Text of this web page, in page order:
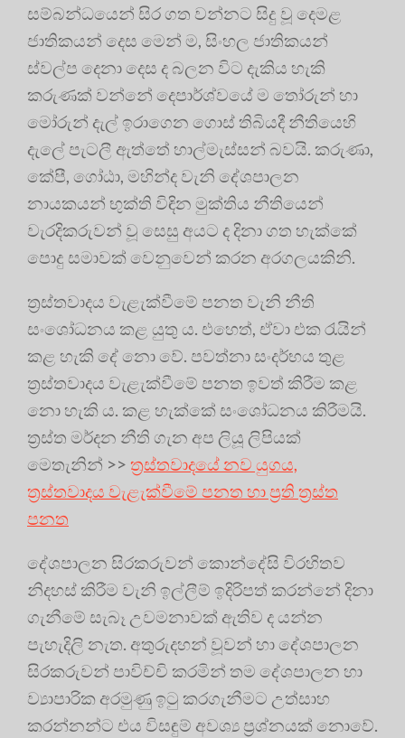
සම්බන්ධයෙන් සිර ගත වන්නට සිදු වූ දෙමළ
ජාතිකයන් දෙස මෙන් ම, සිංහල ජාතිකයන්
ස්වල්ප දෙනා දෙස ද බලන විට දැකිය හැකි
කරුණක් වන්නේ දෙපාර්ශ්වයේ ම තෝරුන් හා
මෝරුන් දැල් ඉරාගෙන ගොස් තිබියදී නීතියෙහි
දැලේ පැටලී ඇත්තේ හාල්මැස්සන් බවයි. කරුණා,
කේපී, ගෝඨා, මහින්ද වැනි දේශපාලන
නායකයන් භුක්ති විඳින මුක්තිය නීතියෙන්
වැරදිකරුවන් වූ සෙසු අයට ද දිනා ගත හැක්කේ
පොදු සමාවක් වෙනුවෙන් කරන අරගලයකිනි.
ත්‍රස්තවාදය වැළැක්වීමේ පනත වැනි නීති
සංශෝධනය කළ යුතු ය. එහෙත්, ඒවා එක රැයින්
කළ හැකි දේ නො වේ. පවත්නා සංදර්භය තුළ
ත්‍ර‍ස්තවාදය වැළැක්වීමේ පනත ඉවත් කිරීම කළ
නො හැකි ය. කළ හැක්කේ සංශෝධනය කිරීමයි.
ත්‍ර‍ස්ත මර්දන නීති ගැන අප ලියූ ලිපියක්
මෙතැනින් >> ත්‍ර‍ස්තවාදයේ නව යුගය,
ත්‍ර‍ස්තවාදය වැළැක්වීමේ පනත හා ප්‍ර‍ති ත්‍ර‍ස්ත
පනත
දේශපාලන සිරකරුවන් කොන්දේසි විරහිතව
නිදහස් කිරීම වැනි ඉල්ලීම් ඉදිරිපත් කරන්නේ දිනා
ගැනීමේ සැබෑ උවමනාවක් ඇතිව ද යන්න
පැහැදිලි නැත. අතුරුදහන් වූවන් හා දේශපාලන
සිරකරුවන් පාවිච්චි කරමින් තම දේශපාලන හා
ව්‍යාපාරික අරමුණු ඉටු කරගැනීමට උත්සාහ
කරන්නන්ට එය විසඳුම් අවශ්‍ය ප්‍ර‍ශ්නයක් නොවේ.